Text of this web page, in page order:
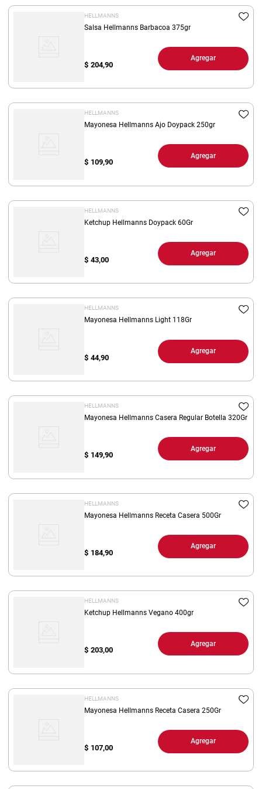
HELLMANNS
Salsa Hellmanns Barbacoa 375gr
$ 204,90
Agregar
HELLMANNS
Mayonesa Hellmanns Ajo Doypack 250gr
$ 109,90
Agregar
HELLMANNS
Ketchup Hellmanns Doypack 60Gr
$ 43,00
Agregar
HELLMANNS
Mayonesa Hellmanns Light 118Gr
$ 44,90
Agregar
HELLMANNS
Mayonesa Hellmanns Casera Regular Botella 320Gr
$ 149,90
Agregar
HELLMANNS
Mayonesa Hellmanns Receta Casera 500Gr
$ 184,90
Agregar
HELLMANNS
Ketchup Hellmanns Vegano 400gr
$ 203,00
Agregar
HELLMANNS
Mayonesa Hellmanns Receta Casera 250Gr
$ 107,00
Agregar